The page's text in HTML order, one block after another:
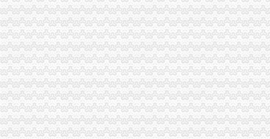
附件三：其他增值税一般纳税人申报表培训-原创-搜狐
原增值税一般纳税人申报表培训课件
一般纳税人申报表_late59_新浪博客
《一般纳税人申请书》100篇第一文库网
增值税纳税申报表一般纳税人填表说明|增值税纳税申报表一般纳税人
不认定增值税一般纳税人申请表
2016一般纳税人申请书
原增值税一般纳税人申报表培训课件
一般纳税人申请书,一般纳税人申请报告-深圳王平安律师文集
增值税一般纳税人申报表及相关表样（2012年修订附表一）-海南省国
一般纳税人申请书-会计实务-中国会计社区